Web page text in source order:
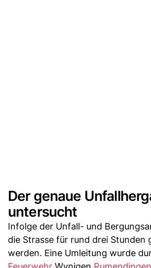
Der genaue
untersucht
Infolge der Unfall- und
die Strasse für rund drei Stunden
werden. Eine Umleitung wurde